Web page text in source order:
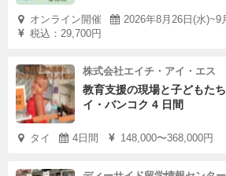
オンライン開催
2026年8月26日(水)~9
税込：29,700円
株式会社エイチ・アイ・エス
教育支援の現場と子どもた
イ・バンコク 4 日間
タイ 4日間 148,000〜368,000円